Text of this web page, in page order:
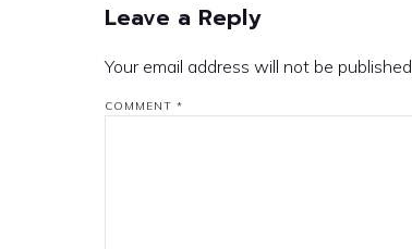
Leave a Reply
Your email address will not be published.
COMMENT *